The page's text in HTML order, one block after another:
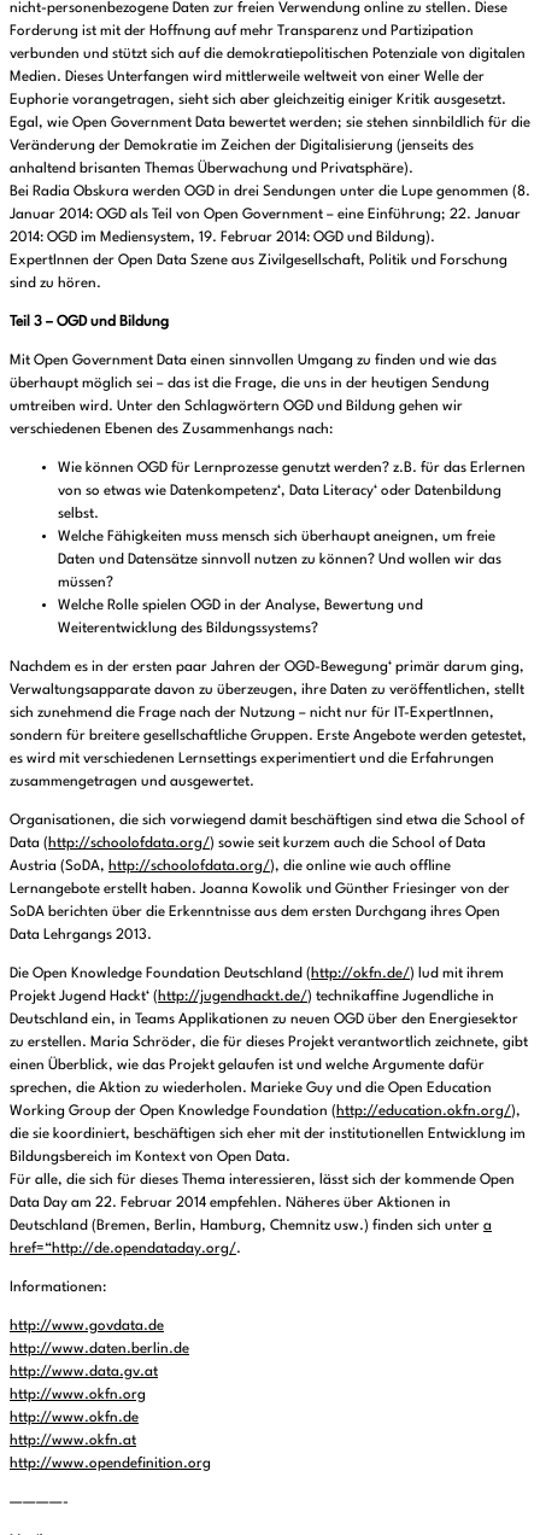
nicht-personenbezogene Daten zur freien Verwendung online zu stellen. Diese
Forderung ist mit der Hoffnung auf mehr Transparenz und Partizipation
verbunden und stützt sich auf die demokratiepolitischen Potenziale von digitalen
Medien. Dieses Unterfangen wird mittlerweile weltweit von einer Welle der
Euphorie vorangetragen, sieht sich aber gleichzeitig einiger Kritik ausgesetzt.
Egal, wie Open Government Data bewertet werden; sie stehen sinnbildlich für die
Veränderung der Demokratie im Zeichen der Digitalisierung (jenseits des
anhaltend brisanten Themas Überwachung und Privatsphäre).
Bei Radia Obskura werden OGD in drei Sendungen unter die Lupe genommen (8.
Januar 2014: OGD als Teil von Open Government – eine Einführung; 22. Januar
2014: OGD im Mediensystem, 19. Februar 2014: OGD und Bildung).
ExpertInnen der Open Data Szene aus Zivilgesellschaft, Politik und Forschung
sind zu hören.
Teil 3 – OGD und Bildung
Mit Open Government Data einen sinnvollen Umgang zu finden und wie das
überhaupt möglich sei – das ist die Frage, die uns in der heutigen Sendung
umtreiben wird. Unter den Schlagwörtern OGD und Bildung gehen wir
verschiedenen Ebenen des Zusammenhangs nach:
Wie können OGD für Lernprozesse genutzt werden? z.B. für das Erlernen
von so etwas wie Datenkompetenz‘, Data Literacy‘ oder Datenbildung
selbst.
Welche Fähigkeiten muss mensch sich überhaupt aneignen, um freie
Daten und Datensätze sinnvoll nutzen zu können? Und wollen wir das
müssen?
Welche Rolle spielen OGD in der Analyse, Bewertung und
Weiterentwicklung des Bildungssystems?
Nachdem es in der ersten paar Jahren der OGD-Bewegung‘ primär darum ging,
Verwaltungsapparate davon zu überzeugen, ihre Daten zu veröffentlichen, stellt
sich zunehmend die Frage nach der Nutzung – nicht nur für IT-ExpertInnen,
sondern für breitere gesellschaftliche Gruppen. Erste Angebote werden getestet,
es wird mit verschiedenen Lernsettings experimentiert und die Erfahrungen
zusammengetragen und ausgewertet.
Organisationen, die sich vorwiegend damit beschäftigen sind etwa die School of
Data (http://schoolofdata.org/) sowie seit kurzem auch die School of Data
Austria (SoDA, http://schoolofdata.org/), die online wie auch offline
Lernangebote erstellt haben. Joanna Kowolik und Günther Friesinger von der
SoDA berichten über die Erkenntnisse aus dem ersten Durchgang ihres Open
Data Lehrgangs 2013.
Die Open Knowledge Foundation Deutschland (http://okfn.de/) lud mit ihrem
Projekt Jugend Hackt‘ (http://jugendhackt.de/) technikaffine Jugendliche in
Deutschland ein, in Teams Applikationen zu neuen OGD über den Energiesektor
zu erstellen. Maria Schröder, die für dieses Projekt verantwortlich zeichnete, gibt
einen Überblick, wie das Projekt gelaufen ist und welche Argumente dafür
sprechen, die Aktion zu wiederholen. Marieke Guy und die Open Education
Working Group der Open Knowledge Foundation (http://education.okfn.org/),
die sie koordiniert, beschäftigen sich eher mit der institutionellen Entwicklung im
Bildungsbereich im Kontext von Open Data.
Für alle, die sich für dieses Thema interessieren, lässt sich der kommende Open
Data Day am 22. Februar 2014 empfehlen. Näheres über Aktionen in
Deutschland (Bremen, Berlin, Hamburg, Chemnitz usw.) finden sich unter a
href=“http://de.opendataday.org/.
Informationen:
http://www.govdata.de
http://www.daten.berlin.de
http://www.data.gv.at
http://www.okfn.org
http://www.okfn.de
http://www.okfn.at
http://www.opendefinition.org
————-